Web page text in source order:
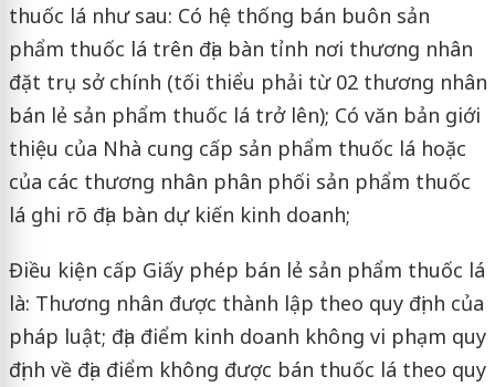
thuốc lá như sau: Có hệ thống bán buôn sản
phẩm thuốc lá trên địa bàn tỉnh nơi thương nhân
đặt trụ sở chính (tối thiểu phải từ 02 thương nhân
bán lẻ sản phẩm thuốc lá trở lên); Có văn bản giới
thiệu của Nhà cung cấp sản phẩm thuốc lá hoặc
của các thương nhân phân phối sản phẩm thuốc
lá ghi rõ địa bàn dự kiến kinh doanh;
Điều kiện cấp Giấy phép bán lẻ sản phẩm thuốc lá
là: Thương nhân được thành lập theo quy định của
pháp luật; địa điểm kinh doanh không vi phạm quy
định về địa điểm không được bán thuốc lá theo quy